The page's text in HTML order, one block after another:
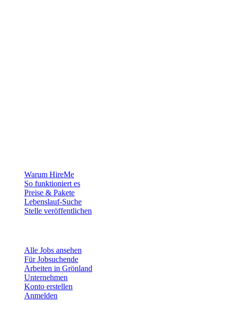
Warum HireMe
So funktioniert es
Preise & Pakete
Lebenslauf-Suche
Stelle veröffentlichen
Alle Jobs ansehen
Für Jobsuchende
Arbeiten in Grönland
Unternehmen
Konto erstellen
Anmelden